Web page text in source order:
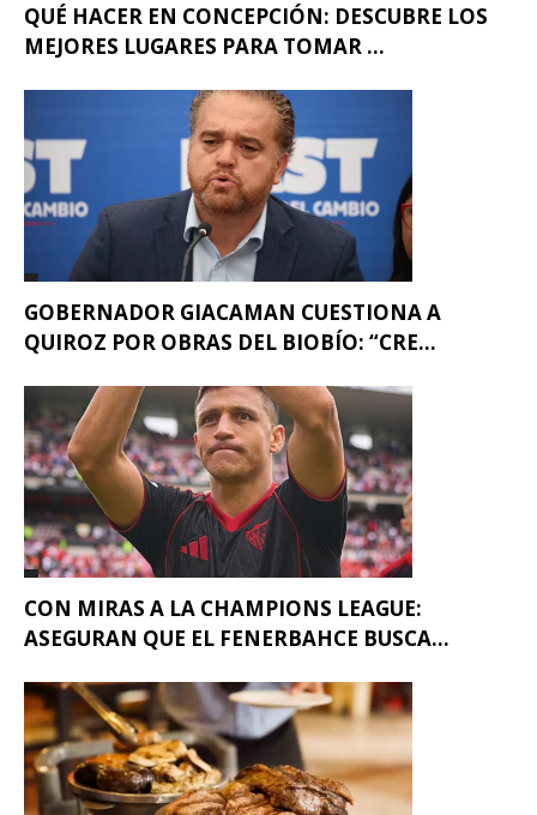
QUÉ HACER EN CONCEPCIÓN: DESCUBRE LOS
MEJORES LUGARES PARA TOMAR ...
GOBERNADOR GIACAMAN CUESTIONA A
QUIROZ POR OBRAS DEL BIOBÍO: “CRE...
CON MIRAS A LA CHAMPIONS LEAGUE:
ASEGURAN QUE EL FENERBAHCE BUSCA...